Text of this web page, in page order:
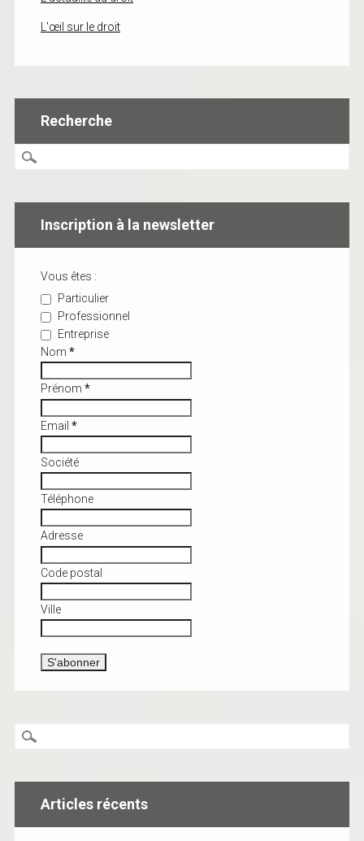
L'œil sur le droit
Recherche
Inscription à la newsletter
Vous êtes :
Particulier
Professionnel
Entreprise
Nom *
Prénom *
Email *
Société
Téléphone
Adresse
Code postal
Ville
Articles récents